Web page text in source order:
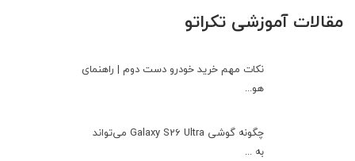
مقالات آموزشی تکراتو
نکات مهم خرید خودرو دست دوم | راهنمای
هو...
چگونه گوشی Galaxy S26 Ultra می‌تواند
به ...